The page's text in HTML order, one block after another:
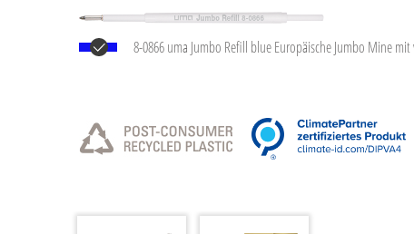
8-0866 uma Jumbo Refill blue Europäische Jumbo Mine